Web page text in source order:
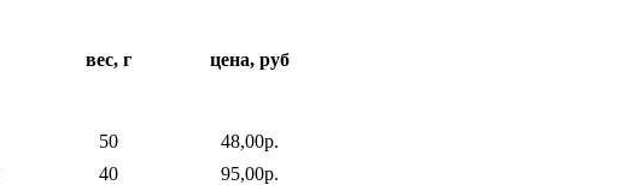
вес, г цена, руб
50
48,00р.
40
95,00р.